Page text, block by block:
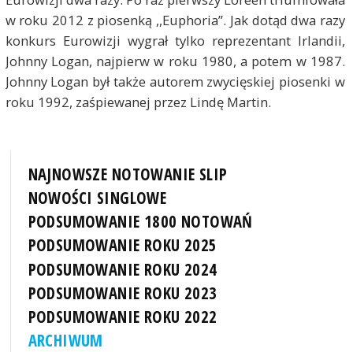
w roku 2012 z piosenką ,,Euphoria”. Jak dotąd dwa razy
konkurs Eurowizji wygrał tylko reprezentant Irlandii,
Johnny Logan, najpierw w roku 1980, a potem w 1987.
Johnny Logan był także autorem zwycięskiej piosenki w
roku 1992, zaśpiewanej przez Lindę Martin.
NAJNOWSZE NOTOWANIE SLIP
NOWOŚCI SINGLOWE
PODSUMOWANIE 1800 NOTOWAŃ
PODSUMOWANIE ROKU 2025
PODSUMOWANIE ROKU 2024
PODSUMOWANIE ROKU 2023
PODSUMOWANIE ROKU 2022
ARCHIWUM